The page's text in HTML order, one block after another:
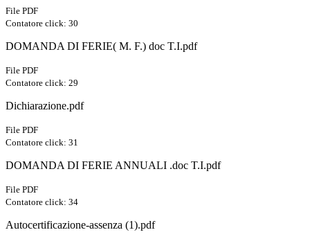
File PDF
Contatore click: 30
DOMANDA DI FERIE( M. F.) doc T.I.pdf
File PDF
Contatore click: 29
Dichiarazione.pdf
File PDF
Contatore click: 31
DOMANDA DI FERIE ANNUALI .doc T.I.pdf
File PDF
Contatore click: 34
Autocertificazione-assenza (1).pdf